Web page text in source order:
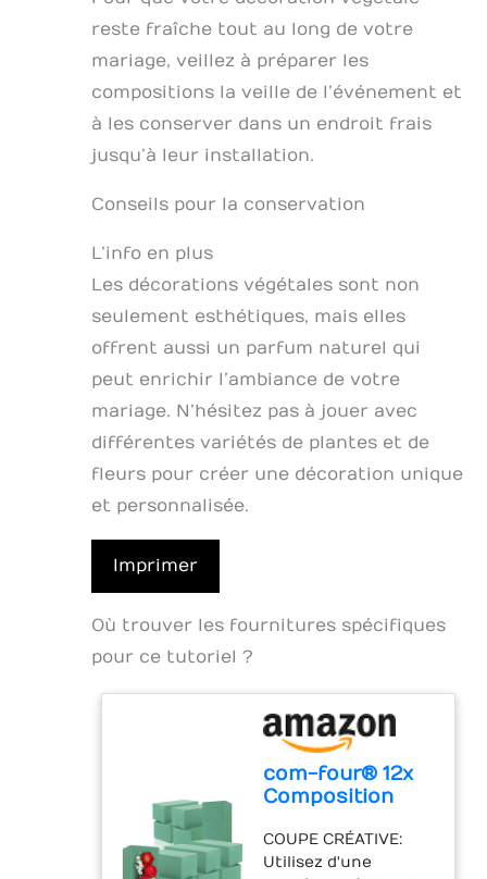
reste fraîche tout au long de votre
mariage, veillez à préparer les
compositions la veille de l’événement et
à les conserver dans un endroit frais
jusqu’à leur installation.
Conseils pour la conservation
L’info en plus
Les décorations végétales sont non
seulement esthétiques, mais elles
offrent aussi un parfum naturel qui
peut enrichir l’ambiance de votre
mariage. N’hésitez pas à jouer avec
différentes variétés de plantes et de
fleurs pour créer une décoration unique
et personnalisée.
Imprimer
Où trouver les fournitures spécifiques
pour ce tutoriel ?
com-four® 12x
Composition
compositions
Florales
COUPE CRÉATIVE:
Utilisez d'une